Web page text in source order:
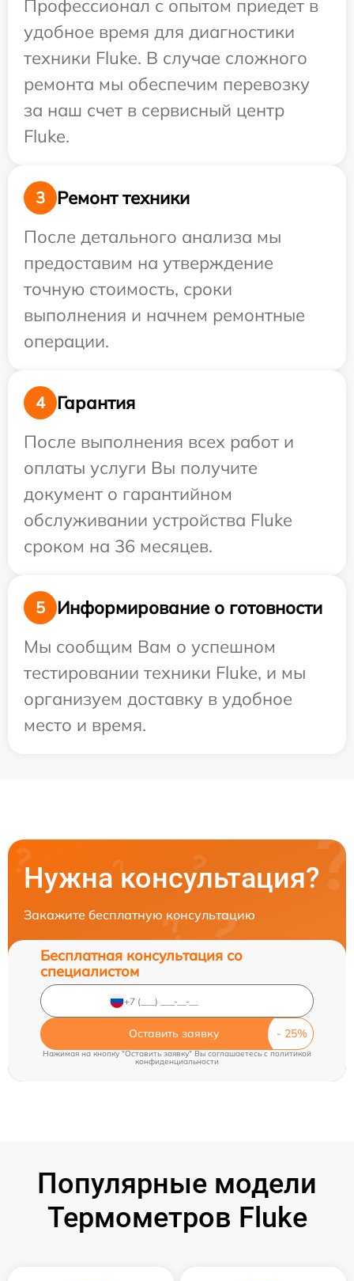
Профессионал с опытом приедет в
удобное время для диагностики
техники Fluke. В случае сложного
ремонта мы обеспечим перевозку
за наш счет в сервисный центр
Fluke.
3
Ремонт техники
После детального анализа мы
предоставим на утверждение
точную стоимость, сроки
выполнения и начнем ремонтные
операции.
4
Гарантия
После выполнения всех работ и
оплаты услуги Вы получите
документ о гарантийном
обслуживании устройства Fluke
сроком на 36 месяцев.
5
Информирование о готовности
Мы сообщим Вам о успешном
тестировании техники Fluke, и мы
организуем доставку в удобное
место и время.
Нужна консультация?
Закажите бесплатную консультацию
Бесплатная консультация со
специалистом
Оставить заявку
Нажимая на кнопку "Оставить заявку" Вы соглашаетесь cполитикой
конфиденциальности
Популярные модели
Термометров Fluke